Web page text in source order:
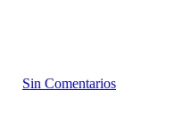
Sin Comentarios